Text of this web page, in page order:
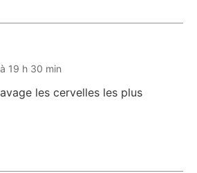
19 h 30 min
les cervelles les plus